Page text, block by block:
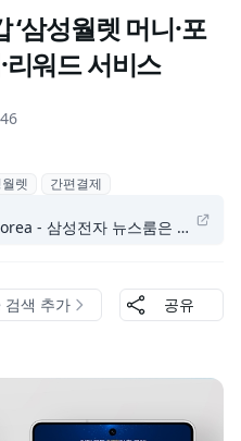
삼성월렛 머니·포
리워드 서비스
렛 간편결제
- 삼성전자 뉴스룸은 삼성전
검색 추가 공유